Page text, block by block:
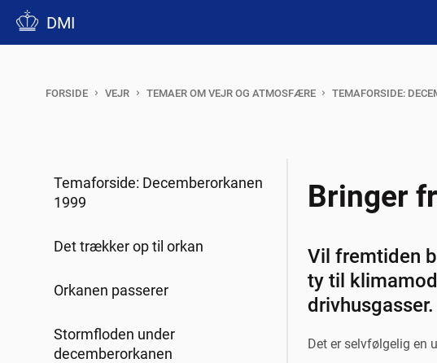
DMI
FORSIDE VEJR TEMAER OM VEJR OG ATMOSFÆRE TEMAFORSIDE:
Temaforside: Decemberorkanen
1999
Det trækker op til orkan
Orkanen passerer
Stormfloden under
decemberorkanen
Bringer
Vil fremtiden
ty til
drivhusgasser.
Det er selvfølgelig en